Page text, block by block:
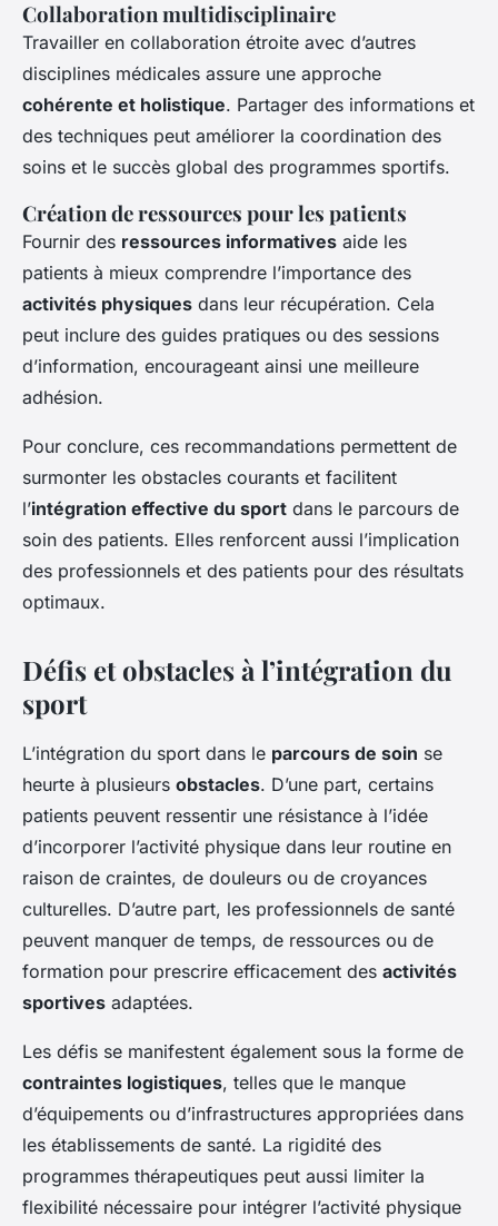
Collaboration multidisciplinaire
Travailler en collaboration étroite avec d’autres
disciplines médicales assure une approche
cohérente et holistique. Partager des informations et
des techniques peut améliorer la coordination des
soins et le succès global des programmes sportifs.
Création de ressources pour les patients
Fournir des ressources informatives aide les
patients à mieux comprendre l’importance des
activités physiques dans leur récupération. Cela
peut inclure des guides pratiques ou des sessions
d’information, encourageant ainsi une meilleure
adhésion.
Pour conclure, ces recommandations permettent de
surmonter les obstacles courants et facilitent
l’intégration effective du sport dans le parcours de
soin des patients. Elles renforcent aussi l’implication
des professionnels et des patients pour des résultats
optimaux.
Défis et obstacles à l’intégration du
sport
L’intégration du sport dans le parcours de soin se
heurte à plusieurs obstacles. D’une part, certains
patients peuvent ressentir une résistance à l’idée
d’incorporer l’activité physique dans leur routine en
raison de craintes, de douleurs ou de croyances
culturelles. D’autre part, les professionnels de santé
peuvent manquer de temps, de ressources ou de
formation pour prescrire efficacement des activités
sportives adaptées.
Les défis se manifestent également sous la forme de
contraintes logistiques, telles que le manque
d’équipements ou d’infrastructures appropriées dans
les établissements de santé. La rigidité des
programmes thérapeutiques peut aussi limiter la
flexibilité nécessaire pour intégrer l’activité physique